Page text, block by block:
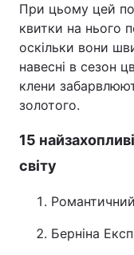
При цьому цей
квитки на нього
оскільки вони
навесні в сезон
клени
золотого.
15
світу
Берніна